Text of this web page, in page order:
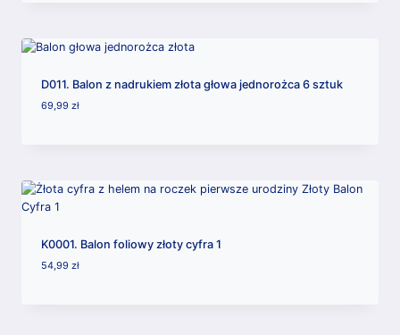
D011. Balon z nadrukiem złota głowa jednorożca 6 sztuk
69,99zł
K0001. Balon foliowy złoty cyfra 1
54,99zł